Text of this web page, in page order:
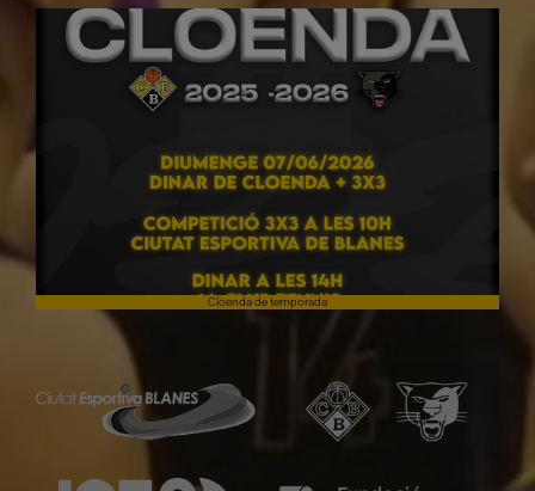
Cloenda de temporada